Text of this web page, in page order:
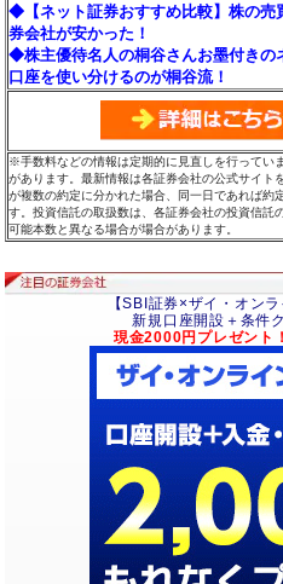
◆【ネット証券おすすめ比較】株の売
券会社が安かった！
◆株主優待名人の桐谷さんお墨付きの
口座を使い分けるのが桐谷流！
※手数料などの情報は定期的に見直しを行ってい
があります。最新情報は各証券会社の公式サイト
が複数の約定に分かれた場合、同一日であれば約
す。投資信託の取扱数は、各証券会社の投資信託
可能本数と異なる場合が場合があります。
【SBI証券×ザイ・オン
新規口座開設＋条件
現金2000円プレゼント！